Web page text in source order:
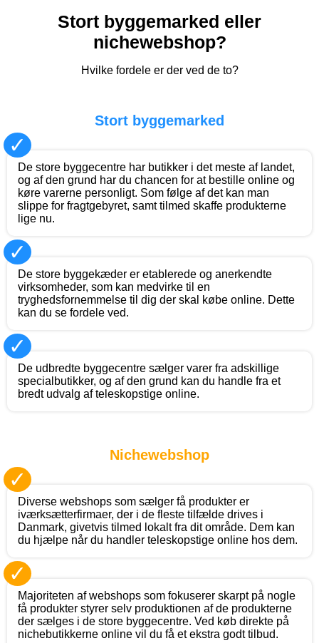
Stort byggemarked eller
nichewebshop?
Hvilke fordele er der ved de to?
Stort byggemarked
✓
De store byggecentre har butikker i det meste af landet,
og af den grund har du chancen for at bestille online og
køre varerne personligt. Som følge af det kan man
slippe for fragtgebyret, samt tilmed skaffe produkterne
lige nu.
✓
De store byggekæder er etablerede og anerkendte
virksomheder, som kan medvirke til en
tryghedsfornemmelse til dig der skal købe online. Dette
kan du se fordele ved.
✓
De udbredte byggecentre sælger varer fra adskillige
specialbutikker, og af den grund kan du handle fra et
bredt udvalg af teleskopstige online.
Nichewebshop
✓
Diverse webshops som sælger få produkter er
iværksætterfirmaer, der i de fleste tilfælde drives i
Danmark, givetvis tilmed lokalt fra dit område. Dem kan
du hjælpe når du handler teleskopstige online hos dem.
✓
Majoriteten af webshops som fokuserer skarpt på nogle
få produkter styrer selv produktionen af de produkterne
der sælges i de store byggecentre. Ved køb direkte på
nichebutikkerne online vil du få et ekstra godt tilbud.